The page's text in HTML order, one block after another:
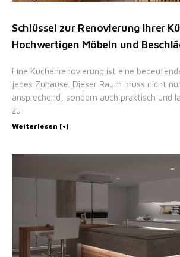
Schlüssel zur Renovierung Ihrer
Hochwertigen Möbeln und
Eine Küchenrenovierung ist eine
jedes Zuhause. Dieser Raum muss nicht
ansprechend, sondern auch praktisch und
zu
Weiterlesen [+]